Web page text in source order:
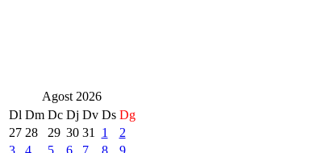
Agost 2026
Dl Dm Dc Dj Dv Ds Dg
27 28 29 30 31 1
2